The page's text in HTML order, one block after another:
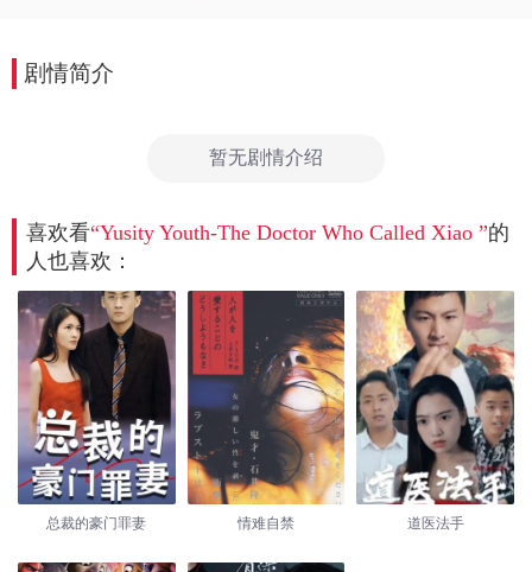
剧情简介
暂无剧情介绍
喜欢看“Yusity Youth-The Doctor Who Called Xiao ”的
人也喜欢：
总裁的豪门罪妻 情难自禁 道医法手